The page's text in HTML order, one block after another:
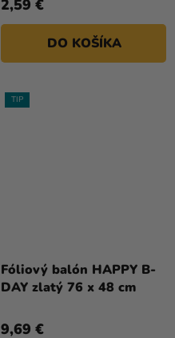
2,59 €
DO KOŠÍKA
TIP
Fóliový balón HAPPY B-
DAY zlatý 76 x 48 cm
hodnotenie
produktu
9,69 €